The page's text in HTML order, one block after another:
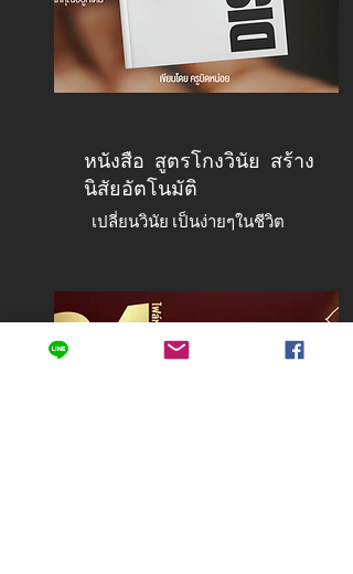
หนังสือ สูตรโกงวินัย สร้าง
นิสัยอัตโนมัติ
เปลี่ยนวินัย เป็นง่ายๆในชีวิต